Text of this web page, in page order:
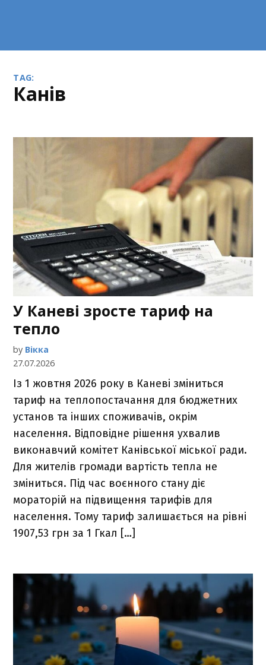
TAG:
Канів
У Каневі зросте тариф на
тепло
by Вікка
27.07.2026
Із 1 жовтня 2026 року в Каневі зміниться
тариф на теплопостачання для бюджетних
установ та інших споживачів, окрім
населення. Відповідне рішення ухвалив
виконавчий комітет Канівської міської ради.
Для жителів громади вартість тепла не
зміниться. Під час воєнного стану діє
мораторій на підвищення тарифів для
населення. Тому тариф залишається на рівні
1907,53 грн за 1 Гкал […]